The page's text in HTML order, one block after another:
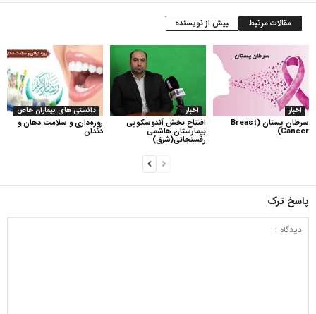
مقالات مرتبط بیش از نویسنده
دانستی های بیماران خاص
روزه‌داری و سلامت دهان و
دندان
اخبار
افتتاح بخش آندوسکوپی
بیمارستان هاشمی
رفسنجانی(شرق)
اخبار
سرطان پستان (Breast
Cancer)
پاسخ ترک